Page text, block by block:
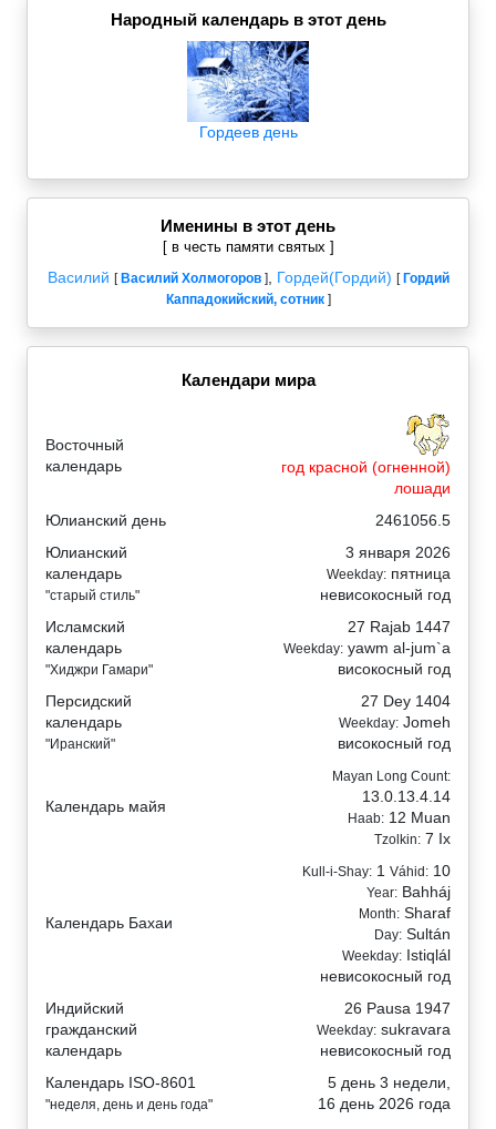
Народный календарь в этот день
Гордеев день
Именины в этот день
[ в честь памяти святых ]
Василий [Василий Холмогоров], Гордей(Гордий) [Гордий
Каппадокийский, сотник]
Календари мира
Восточный
календарь
год красной (огненной)
лошади
Юлианский день
2461056.5
Юлианский
календарь
"старый стиль"
3 января 2026
Weekday: пятница
невисокосный год
Исламский
календарь
"Хиджри Гамари"
27 Rajab 1447
Weekday: yawm al-jum`a
високосный год
Персидский
календарь
"Иранский"
27 Dey 1404
Weekday: Jomeh
високосный год
Календарь майя
Mayan Long Count:
13.0.13.4.14
Haab: 12 Muan
Tzolkin: 7 Ix
Календарь Бахаи
Kull-i-Shay: 1 Váhid: 10
Year: Bahháj
Month: Sharaf
Day: Sultán
Weekday: Istiqlál
невисокосный год
Индийский
гражданский
календарь
26 Pausa 1947
Weekday: sukravara
невисокосный год
Календарь ISO-8601
"неделя, день и день года"
5 день 3 недели,
16 день 2026 года